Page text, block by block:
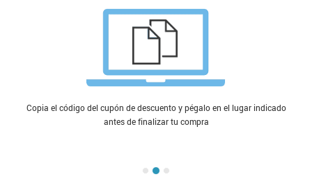
Copia el código del cupón de descuento y pégalo en el lugar indicado
antes de finalizar tu compra